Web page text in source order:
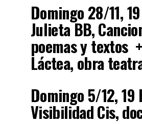
Domingo 28/11,
Julieta BB,
poemas y textos
Láctea, obra
Domingo 5/12, 19
Visibilidad Cis,